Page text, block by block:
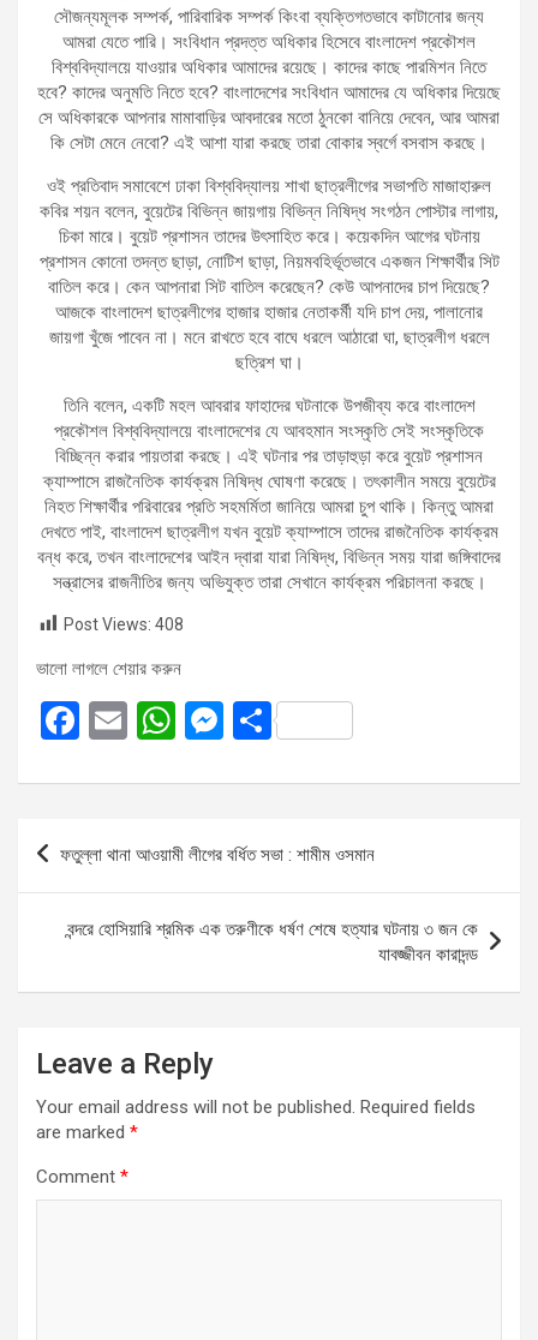
সৌজন্যমূলক সম্পর্ক, পারিবারিক সম্পর্ক কিংবা ব্যক্তিগতভাবে কাটানোর জন্য
আমরা যেতে পারি। সংবিধান প্রদত্ত অধিকার হিসেবে বাংলাদেশ প্রকৌশল
বিশ্ববিদ্যালয়ে যাওয়ার অধিকার আমাদের রয়েছে। কাদের কাছে পারমিশন নিতে
হবে? কাদের অনুমতি নিতে হবে? বাংলাদেশের সংবিধান আমাদের যে অধিকার দিয়েছে
সে অধিকারকে আপনার মামাবাড়ির আবদারের মতো ঠুনকো বানিয়ে দেবেন, আর আমরা
কি সেটা মেনে নেবো? এই আশা যারা করছে তারা বোকার স্বর্গে বসবাস করছে।
ওই প্রতিবাদ সমাবেশে ঢাকা বিশ্ববিদ্যালয় শাখা ছাত্রলীগের সভাপতি মাজাহারুল
কবির শয়ন বলেন, বুয়েটের বিভিন্ন জায়গায় বিভিন্ন নিষিদ্ধ সংগঠন পোস্টার লাগায়,
চিকা মারে। বুয়েট প্রশাসন তাদের উৎসাহিত করে। কয়েকদিন আগের ঘটনায়
প্রশাসন কোনো তদন্ত ছাড়া, নোটিশ ছাড়া, নিয়মবহির্ভূতভাবে একজন শিক্ষার্থীর সিট
বাতিল করে। কেন আপনারা সিট বাতিল করেছেন? কেউ আপনাদের চাপ দিয়েছে?
আজকে বাংলাদেশ ছাত্রলীগের হাজার হাজার নেতাকর্মী যদি চাপ দেয়, পালানোর
জায়গা খুঁজে পাবেন না। মনে রাখতে হবে বাঘে ধরলে আঠারো ঘা, ছাত্রলীগ ধরলে
ছত্রিশ ঘা।
তিনি বলেন, একটি মহল আবরার ফাহাদের ঘটনাকে উপজীব্য করে বাংলাদেশ
প্রকৌশল বিশ্ববিদ্যালয়ে বাংলাদেশের যে আবহমান সংস্কৃতি সেই সংস্কৃতিকে
বিচ্ছিন্ন করার পায়তারা করছে। এই ঘটনার পর তাড়াহুড়া করে বুয়েট প্রশাসন
ক্যাম্পাসে রাজনৈতিক কার্যক্রম নিষিদ্ধ ঘোষণা করেছে। তৎকালীন সময়ে বুয়েটের
নিহত শিক্ষার্থীর পরিবারের প্রতি সহমর্মিতা জানিয়ে আমরা চুপ থাকি। কিন্তু আমরা
দেখতে পাই, বাংলাদেশ ছাত্রলীগ যখন বুয়েট ক্যাম্পাসে তাদের রাজনৈতিক কার্যক্রম
বন্ধ করে, তখন বাংলাদেশের আইন দ্বারা যারা নিষিদ্ধ, বিভিন্ন সময় যারা জঙ্গিবাদের
সন্ত্রাসের রাজনীতির জন্য অভিযুক্ত তারা সেখানে কার্যক্রম পরিচালনা করছে।
Post Views: 408
ভালো লাগলে শেয়ার করুন
F
ce
o
o
k
E
ail
W
at
s
A
p
p
M
se
n
g
er
S
ar
Post
navigation
ফতুল্লা থানা আওয়ামী লীগের বর্ধিত সভা : শামীম ওসমান
বন্দরে হোসিয়ারি শ্রমিক এক তরুণীকে ধর্ষণ শেষে হত্যার ঘটনায় ৩ জন কে
যাবজ্জীবন কারাদন্ড
Leave a Reply
Your email address will not be published. Required fields
are marked *
Comment *